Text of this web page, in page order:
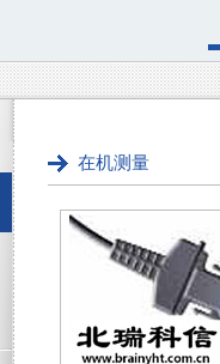
在机测量